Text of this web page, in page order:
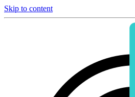
Skip to content